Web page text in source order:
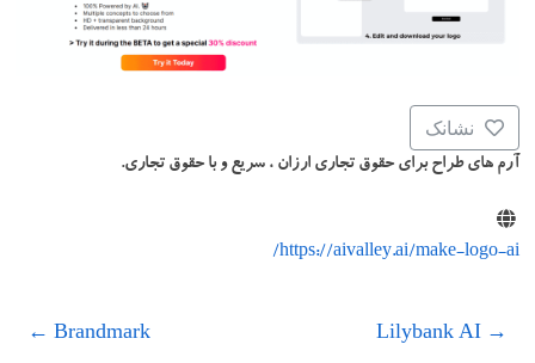
نشانک
آرم های طراح برای حقوق تجاری ارزان ، سریع و با حقوق تجاری.
https://aivalley.ai/make-logo-ai/
→
Lilybank AI
Brandmark
←